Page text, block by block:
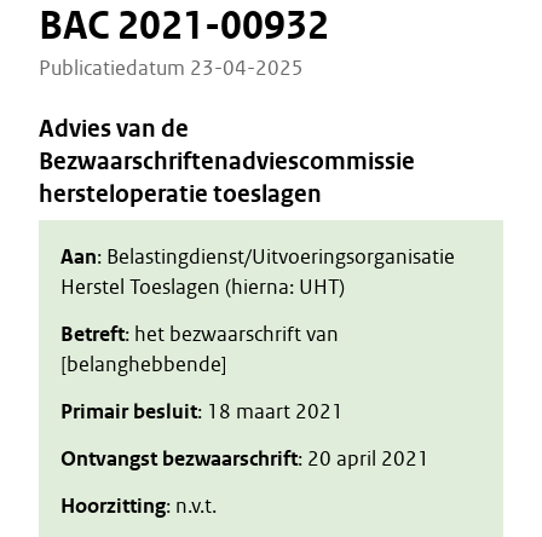
BAC 2021-00932
Publicatiedatum 23-04-2025
Advies van de
Bezwaarschriftenadviescommissie
hersteloperatie toeslagen
Aan: Belastingdienst/Uitvoeringsorganisatie
Herstel Toeslagen (hierna: UHT)
Betreft: het bezwaarschrift van
[belanghebbende]
Primair besluit: 18 maart 2021
Ontvangst bezwaarschrift: 20 april 2021
Hoorzitting: n.v.t.